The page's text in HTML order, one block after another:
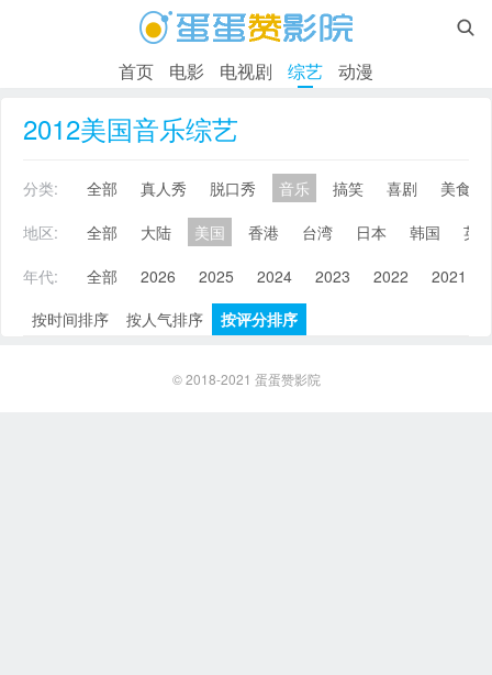

首页 电影 电视剧 综艺 动漫
2012美国音乐综艺
分类: 全部 真人秀 脱口秀 音乐 搞笑 喜剧
美食
地区:
全部 大陆 美国 香港 台湾 日本 韩国
英
年代:
全部 2026 2025 2024 2023 2022 2021
按时间排序
按人气排序 按评分排序
© 2018-2021 蛋蛋赞影院